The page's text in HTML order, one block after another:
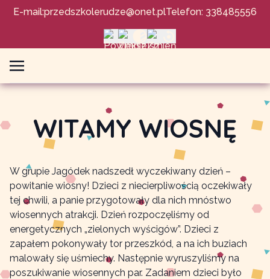
E-mail:przedszkolerudze@onet.plTelefon: 338485556
WITAMY WIOSNĘ
W grupie Jagódek nadszedł wyczekiwany dzień –
powitanie wiosny! Dzieci z niecierpliwością oczekiwały
tej chwili, a panie przygotowały dla nich mnóstwo
wiosennych atrakcji. Dzień rozpoczęliśmy od
energetycznych „zielonych wyścigów”. Dzieci z
zapałem pokonywały tor przeszkód, a na ich buziach
malowały się uśmiechy. Następnie wyruszyliśmy na
poszukiwanie wiosennych par. Zadaniem dzieci było